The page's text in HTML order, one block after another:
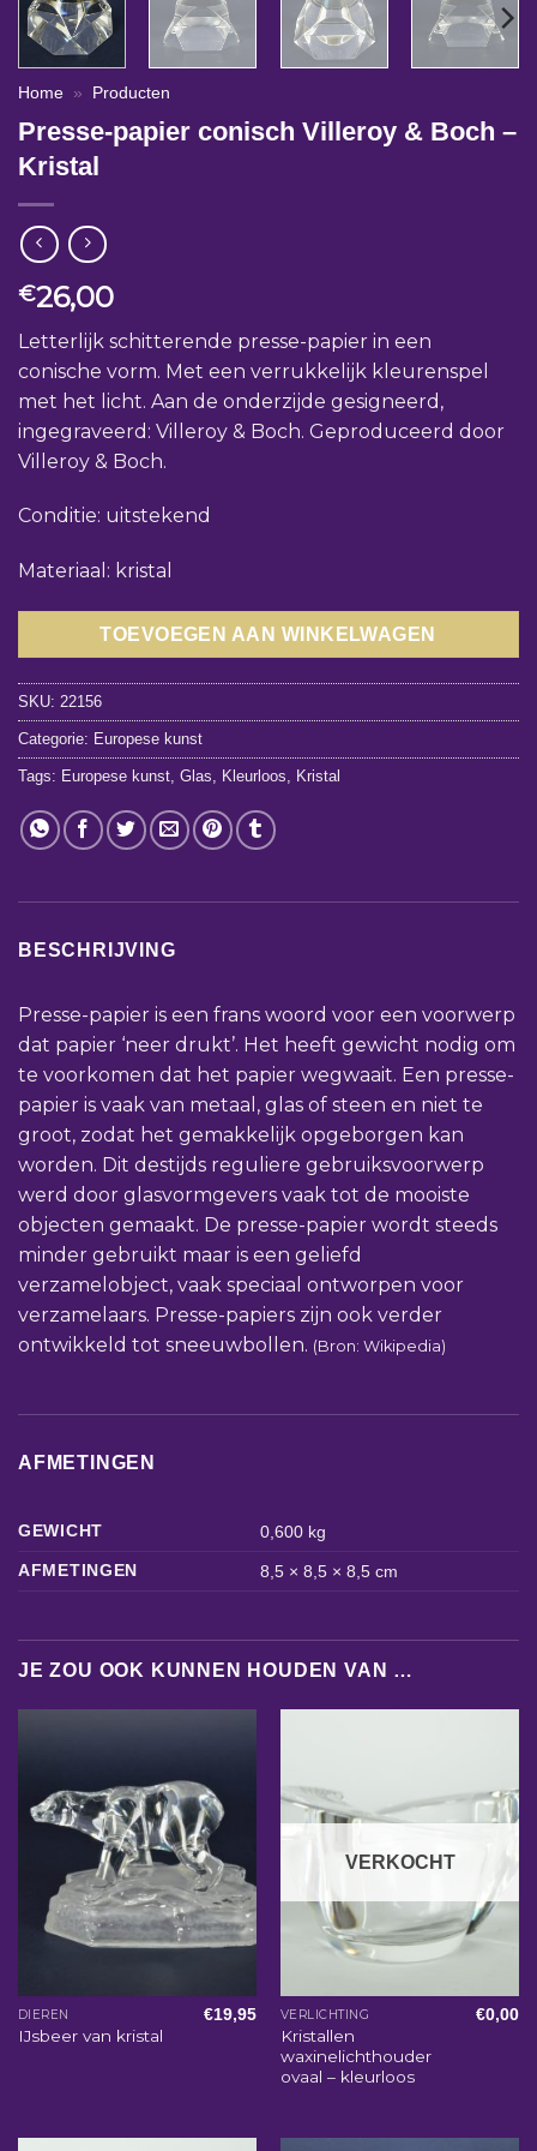
Home » Producten
Presse-papier conisch Villeroy & Boch –
Kristal
€26,00
Letterlijk schitterende presse-papier in een
conische vorm. Met een verrukkelijk kleurenspel
met het licht. Aan de onderzijde gesigneerd,
ingegraveerd: Villeroy & Boch. Geproduceerd door
Villeroy & Boch.
Conditie: uitstekend
Materiaal: kristal
TOEVOEGEN AAN WINKELWAGEN
SKU: 22156
Categorie: Europese kunst
Tags: Europese kunst Glas Kleurloos Kristal
BESCHRIJVING
Presse-papier is een frans woord voor een voorwerp
dat papier ‘neer drukt’. Het heeft gewicht nodig om
te voorkomen dat het papier wegwaait. Een presse-
papier is vaak van metaal, glas of steen en niet te
groot, zodat het gemakkelijk opgeborgen kan
worden. Dit destijds reguliere gebruiksvoorwerp
werd door glasvormgevers vaak tot de mooiste
objecten gemaakt. De presse-papier wordt steeds
minder gebruikt maar is een geliefd
verzamelobject, vaak speciaal ontworpen voor
verzamelaars. Presse-papiers zijn ook verder
ontwikkeld tot sneeuwbollen. (Bron: Wikipedia)
AFMETINGEN
GEWICHT
0,600 kg
AFMETINGEN
8,5 × 8,5 × 8,5 cm
JE ZOU OOK KUNNEN HOUDEN VAN …
DIEREN
IJsbeer van kristal
€19,95
VERKOCHT
VERLICHTING
Kristallen
waxinelichthouder
ovaal – kleurloos
€0,00